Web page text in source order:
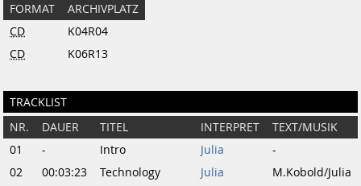
FORMAT
ARCHIVPLATZ
CD
K04R04
CD
K06R13
TRACKLIST
NR. DAUER TITEL INTERPRET
TEXT/MUSIK
01
- Intro Julia
-
02
00:03:23 Technology Julia
M.Kobold/Julia